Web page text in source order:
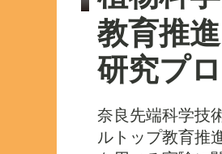
教育推
研究プ
奈良先端科学技
ルトップ教育推